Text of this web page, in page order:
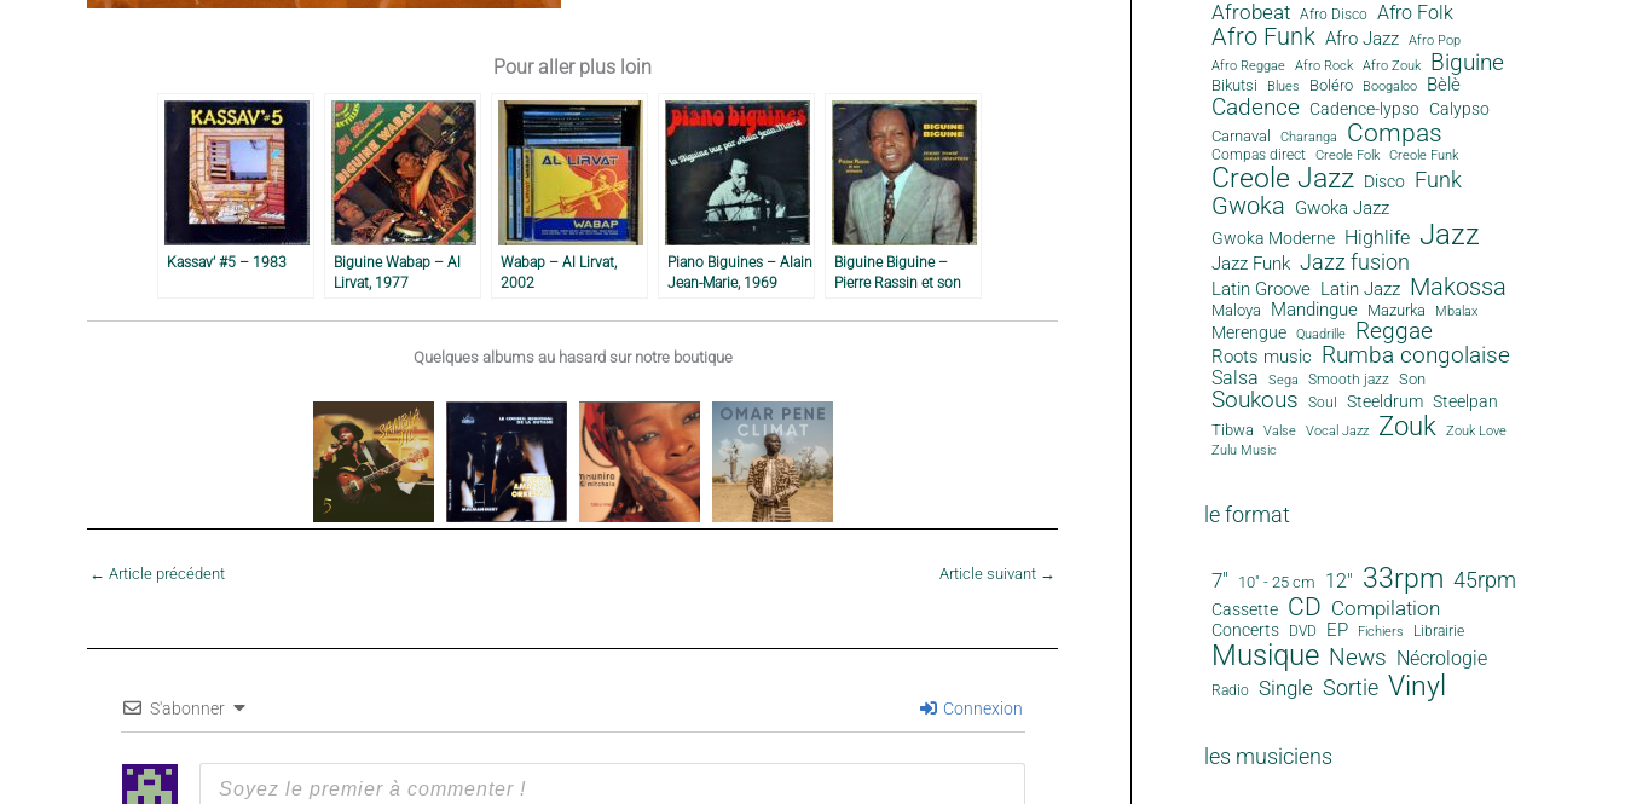
Pour aller plus loin
Kassav’ #5 – 1983
Biguine Wabap – Al
Lirvat, 1977
Wabap – Al Lirvat,
2002
Piano Biguines – Alain
Jean-Marie, 1969
Biguine Biguine –
Pierre Rassin et son
vers 1972
Quelques albums au hasard sur notre boutique
← Article précédent Article suivant →
S'abonner Connexion
Afrobeat Afro Disco Afro Folk
Afro Funk Afro Jazz
Afro Pop
Afro Reggae
Afro Rock Afro Zouk Biguine
Bikutsi Blues Boléro Boogaloo Bèlè
Cadence Cadence-lypso Calypso
Carnaval Charanga Compas
Compas direct Creole Folk Creole Funk
Creole Jazz Disco Funk
Gwoka Gwoka Jazz
Gwoka Moderne Highlife Jazz
Jazz Funk Jazz fusion
Latin Groove Latin Jazz Makossa
Maloya Mandingue Mazurka Mbalax
Merengue Quadrille Reggae
Roots music Rumba congolaise
Salsa Sega Smooth jazz Son
Soukous Soul Steeldrum Steelpan
Tibwa Valse Vocal Jazz Zouk
Zouk Love
Zulu Music
le format
7" 10" - 25 cm 12" 33rpm 45rpm
Cassette CD Compilation
Concerts DVD EP Fichiers Librairie
Musique News Nécrologie
Radio Single Sortie Vinyl
les musiciens